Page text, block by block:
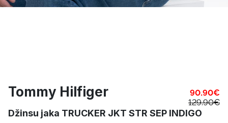
Tommy Hilfiger 90.90€
129.90€
Džinsu jaka TRUCKER JKT STR SEP INDIGO